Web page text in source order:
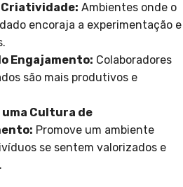
Criatividade: Ambientes onde o
encoraja a experimentação e
Engajamento: Colaboradores
são mais produtivos e
uma Cultura de
Promove um ambiente
se sentem valorizados e